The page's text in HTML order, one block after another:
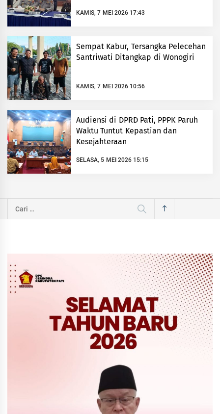
KAMIS, 7 MEI 2026 17:43
Sempat Kabur, Tersangka Pelecehan
Santriwati Ditangkap di Wonogiri
KAMIS, 7 MEI 2026 10:56
Audiensi di DPRD Pati, PPPK Paruh
Waktu Tuntut Kepastian dan
Kesejahteraan
SELASA, 5 MEI 2026 15:15
Cari
untuk: